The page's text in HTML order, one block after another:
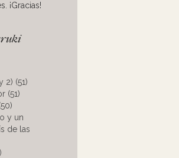
¡Gracias!
2) (51)
(51)
y un
de las